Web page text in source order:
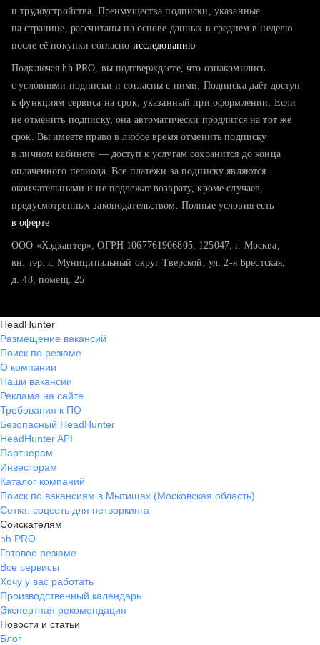
тратите много времени на поиск и вручную поднимаете
хотите сравнить себя с конкурентами и оценить шансы
и трудоустройства. Преимущества подписки, указанные
на странице, рассчитаны на основе данных в среднем в неделю
после её покупки согласно исследованию
Подключая hh PRO, вы подтверждаете, что ознакомились
с условиями подписки и согласны с ними. Подписка даёт доступ
к функциям сервиса на срок, указанный при оформлении. Если
не отменить подписку, она автоматически продлится на тот же
срок. Вы имеете право в любое время отменить подписку
в личном кабинете — доступ к услугам сохранится до конца
оплаченного периода. Все платежи за подписку являются
окончательными и не подлежат возврату, кроме случаев,
предусмотренных законодательством. Полные условия есть
в оферте
ООО «Хэдхантер», ОГРН 1067761906805, 125047, г. Москва,
вн. тер. г. Муниципальный округ Тверской, ул. 2-я Брестская,
д. 48, помещ. 25
HeadHunter
Размещение вакансий
Поиск по резюме
О компании
Наши вакансии
Реклама на сайте
Требования к ПО
Безопасный HeadHunter
HeadHunter API
Партнерам
Инвесторам
Каталог компаний
Поиск по вакансиям в Мытищах (Московская область)
Сетка: соцсеть для нетворкинга
Соискателям
hh PRO
Готовое резюме
Все сервисы
Хочу у вас работать
Производственный календарь
Экспертная рекомендация
Новости и статьи
Блог